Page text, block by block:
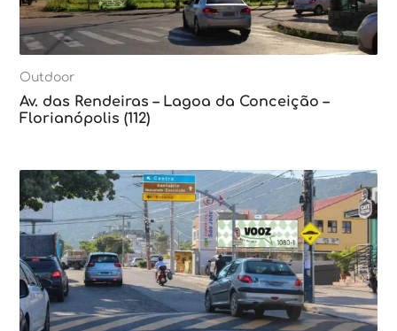
Outdoor
Av. das Rendeiras – Lagoa da Conceição –
Florianópolis (112)